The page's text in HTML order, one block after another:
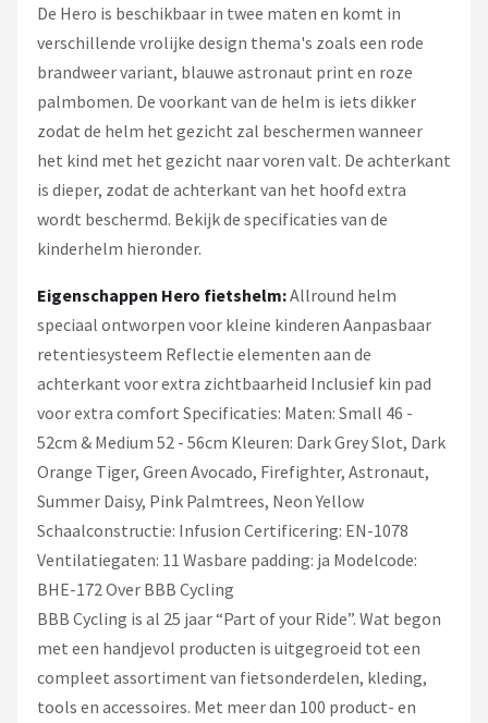
De Hero is beschikbaar in twee maten en komt in
verschillende vrolijke design thema's zoals een rode
brandweer variant, blauwe astronaut print en roze
palmbomen. De voorkant van de helm is iets dikker
zodat de helm het gezicht zal beschermen wanneer
het kind met het gezicht naar voren valt. De achterkant
is dieper, zodat de achterkant van het hoofd extra
wordt beschermd. Bekijk de specificaties van de
kinderhelm hieronder.
Eigenschappen Hero fietshelm:Allround helm
speciaal ontworpen voor kleine kinderen Aanpasbaar
retentiesysteem Reflectie elementen aan de
achterkant voor extra zichtbaarheid Inclusief kin pad
voor extra comfort Specificaties: Maten: Small 46 -
52cm & Medium 52 - 56cm Kleuren: Dark Grey Slot, Dark
Orange Tiger, Green Avocado, Firefighter, Astronaut,
Summer Daisy, Pink Palmtrees, Neon Yellow
Schaalconstructie: Infusion Certificering: EN-1078
Ventilatiegaten: 11 Wasbare padding: ja Modelcode:
BHE-172 Over BBB Cycling
BBB Cycling is al 25 jaar “Part of your Ride”. Wat begon
met een handjevol producten is uitgegroeid tot een
compleet assortiment van fietsonderdelen, kleding,
tools en accessoires. Met meer dan 100 product- en